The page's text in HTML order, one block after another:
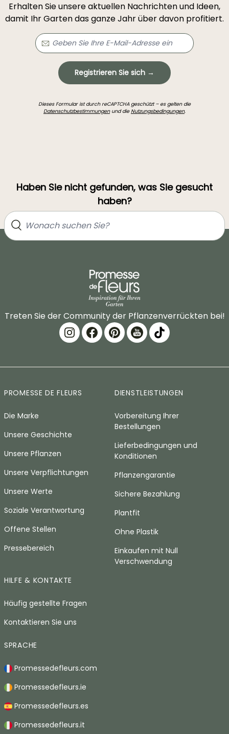
Erhalten Sie unsere aktuellen Nachrichten und Ideen,
damit Ihr Garten das ganze Jahr über davon profitiert.
Registrieren Sie sich →
Dieses Formular ist durch reCAPTCHA geschützt – es gelten die
Datenschutzbestimmungenund dieNutzungsbedingungen.
Haben Sie nicht gefunden, was Sie gesucht
haben?
Treten Sie der Community der Pflanzenverrückten bei!
PROMESSE DE FLEURS
Die Marke
Unsere Geschichte
Unsere Pflanzen
Unsere Verpflichtungen
Unsere Werte
Soziale Verantwortung
Offene Stellen
Pressebereich
DIENSTLEISTUNGEN
Vorbereitung Ihrer
Bestellungen
Lieferbedingungen und
Konditionen
Pflanzengarantie
Sichere Bezahlung
Plantfit
Ohne Plastik
Einkaufen mit Null
Verschwendung
HILFE & KONTAKTE
Häufig gestellte Fragen
Kontaktieren Sie uns
SPRACHE
Promessedefleurs.com
Promessedefleurs.ie
Promessedefleurs.es
Promessedefleurs.it